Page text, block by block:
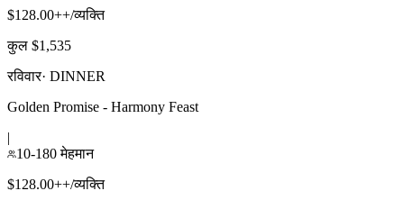
$128.00++/व्यक्ति
कुल $1,535
रविवार· DINNER
Golden Promise - Harmony Feast
|
10-180 मेहमान
$128.00++/व्यक्ति